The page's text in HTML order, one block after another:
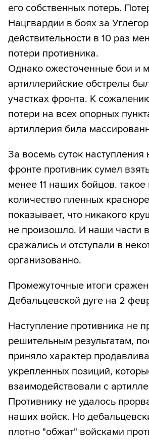
его собственных потерь.
Нацгвардии в боях за
действительности в 10 раз
потери противника.
Однако ожесточенные бои и
артиллерийские обстрелы
участках фронта. К
потери на всех опорных
артиллерия била
За восемь суток
фронте противник сумел
менее 11 наших бойцов.
количество пленных
показывает, что никакого
не произошло. И наши части
сражались и отступали в
организованно.
Промежуточные итоги
Дебальцевской дуге на 2
Наступление противника не
решительным результатам,
приняло характер
укрепленных позиций,
взаимодействовали с
Противнику не удалось
наших войск. Но
плотно "обжат" войсками